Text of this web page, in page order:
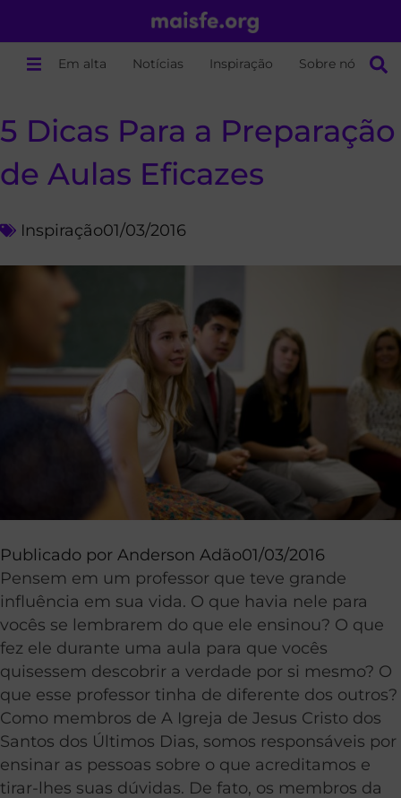
Em alta Notícias Inspiração Sobre nós
5 Dicas Para a Preparação
de Aulas Eficazes
Inspiração01/03/2016
Publicado por Anderson Adão01/03/2016
Pensem em um professor que teve grande
influência em sua vida. O que havia nele para
vocês se lembrarem do que ele ensinou? O que
fez ele durante uma aula para que vocês
quisessem descobrir a verdade por si mesmo? O
que esse professor tinha de diferente dos outros?
Como membros de A Igreja de Jesus Cristo dos
Santos dos Últimos Dias, somos responsáveis por
ensinar as pessoas sobre o que acreditamos e
tirar-lhes suas dúvidas. De fato, os membros da